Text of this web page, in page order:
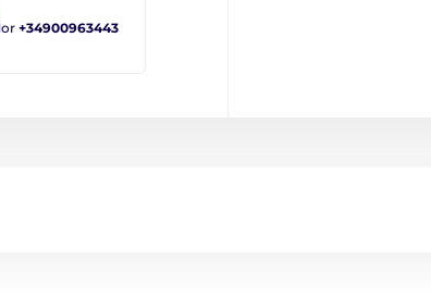
+34900963443